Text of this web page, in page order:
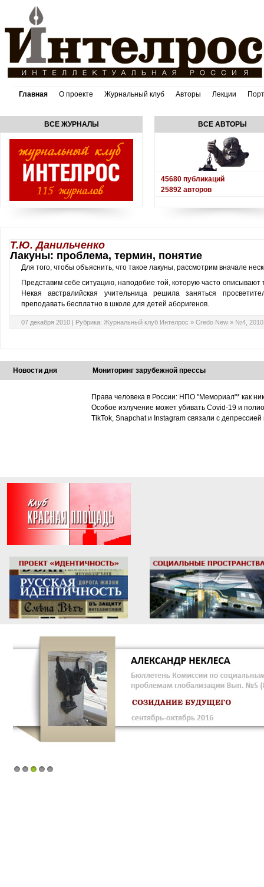
Главная О проекте Журнальный клуб Авторы Лекции
ВСЕ ЖУРНАЛЫ ВСЕ АВТОРЫ
45680 публикаций
25892 авторов
Т.Ю. Данильченко
Лакуны: проблема, термин, понятие
Для того, чтобы объяснить, что такое лакуны, рассмотрим вначале
Представим себе ситуацию, наподобие той, которую часто описывают
Некая австралийская учительница решила заняться
преподавать бесплатно в школе для детей аборигенов.
07 декабря 2010 | Рубрика: Журнальный клуб Интелрос » Credo New » №4, 2010
Новости дня Мониторинг зарубежной прессы
Права человека в России: НПО "Мемориал"* как
Особое излучение может убивать Covid-19 и
TikTok, Snapchat и Instagram связали с